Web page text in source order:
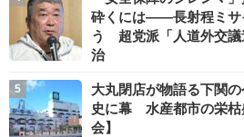
砕くには――長射程ミサ
う 超党派「人道外交議
治
大丸閉店が物語る下関
史に幕 水産都市の栄枯
会】